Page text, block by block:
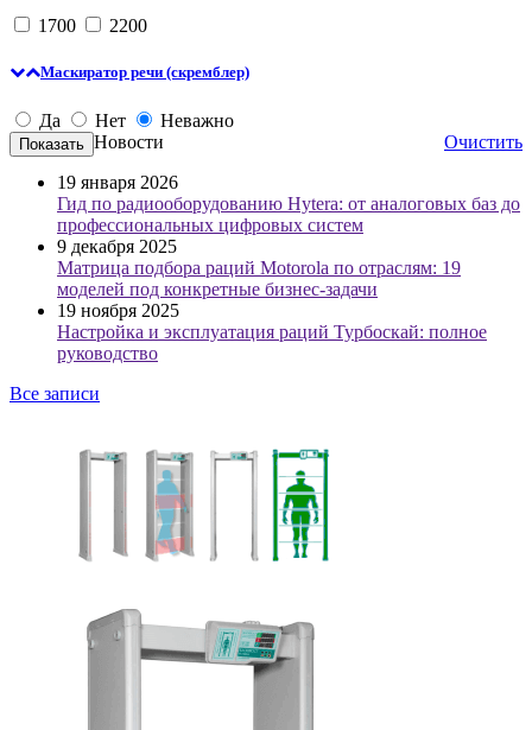
1700 2200
Маскиратор речи (скремблер)
Да Нет
Неважно
Очистить
Новости
19 января 2026
Гид по радиооборудованию Hytera: от аналоговых баз до
профессиональных цифровых систем
9 декабря 2025
Матрица подбора раций Motorola по отраслям: 19
моделей под конкретные бизнес-задачи
19 ноября 2025
Настройка и эксплуатация раций Турбоскай: полное
руководство
Все записи